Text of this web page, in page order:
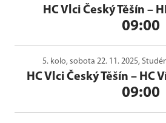
HC Vlci Český Těšín –
09:00
5. kolo, sobota 22. 11. 2025,
HC Vlci Český Těšín – HC
09:00